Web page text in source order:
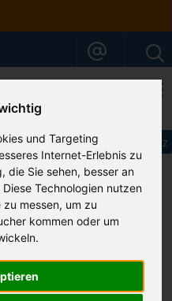
und Targeting
Internet-Erlebnis zu
die Sie sehen, besser an
Technologien nutzen
messen, um zu
kommen oder um
Ihr Sardinien Spezialist
Merkliste
Impressum Datenschutz